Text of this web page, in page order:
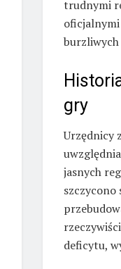
trudnymi
oficjalnymi
burzliwych
gry
Urzędnicy
jasnych
deficytu,